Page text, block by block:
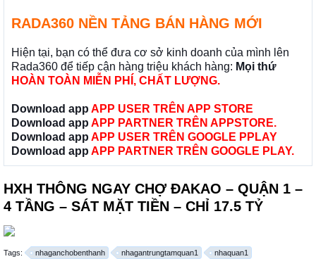
RADA360 NỀN TẢNG BÁN HÀNG MỚI
Hiện tại, bạn có thể đưa cơ sở kinh doanh của mình lên
Rada360 để tiếp cận hàng triệu khách hàng: Mọi thứ
HOÀN TOÀN MIỄN PHÍ, CHẤT LƯỢNG.
Download app APP USER TRÊN APP STORE
Download app APP PARTNER TRÊN APPSTORE.
Download app APP USER TRÊN GOOGLE PPLAY
Download app APP PARTNER TRÊN GOOGLE PLAY.
HXH THÔNG NGAY CHỢ ĐAKAO – QUẬN 1 –
4 TẦNG – SÁT MẶT TIỀN – CHỈ 17.5 TỶ
Tags: nhaganchobenthanh nhagantrungtamquan1 nhaquan1